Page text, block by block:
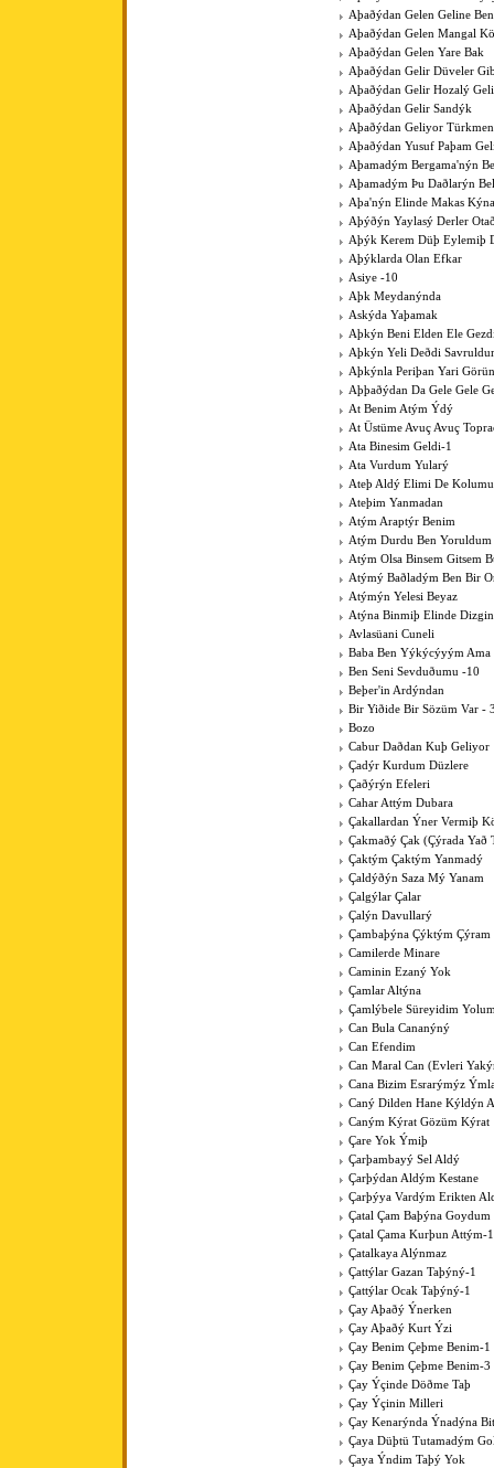
Aþaðýdan Gelen Geline
Aþaðýdan Gelen Mangal
Aþaðýdan Gelen Yare Bak
Aþaðýdan Gelir Düveler
Aþaðýdan Gelir Hozalý
Aþaðýdan Gelir Sandýk
Aþaðýdan Geliyor
Aþaðýdan Yusuf Paþam
Aþamadým Bergama'nýn
Aþamadým Þu Daðlarýn
Aþa'nýn Elinde Makas
Aþýðýn Yaylasý Derler
Aþýk Kerem Düþ Eylemiþ
Aþýklarda Olan Efkar
Asiye -10
Aþk Meydanýnda
Askýda Yaþamak
Aþkýn Beni Elden Ele
Aþkýn Yeli Deðdi
Aþkýnla Periþan Yari
Aþþaðýdan Da Gele Gele
At Benim Atým Ýdý
At Üstüme Avuç Avuç
Ata Binesim Geldi-1
Ata Vurdum Yularý
Ateþ Aldý Elimi De Kolumu
Ateþim Yanmadan
Atým Araptýr Benim
Atým Durdu Ben Yoruldum
Atým Olsa Binsem Gitsem
Atýmý Baðladým Ben Bir
Atýmýn Yelesi Beyaz
Atýna Binmiþ Elinde
Avlasüani Cuneli
Baba Ben Yýkýcýyým
Ben Seni Sevduðumu -10
Beþer'in Ardýndan
Bir Yiðide Bir Sözüm Var -
Bozo
Cabur Daðdan Kuþ Geliyor
Çadýr Kurdum Düzlere
Çaðýrýn Efeleri
Cahar Attým Dubara
Çakallardan Ýner Vermiþ
Çakmaðý Çak (Çýrada Yað
Çaktým Çaktým Yanmadý
Çaldýðýn Saza Mý Yanam
Çalgýlar Çalar
Çalýn Davullarý
Çambaþýna Çýktým Çýram
Camilerde Minare
Caminin Ezaný Yok
Çamlar Altýna
Çamlýbele Süreyidim
Can Bula Cananýný
Can Efendim
Can Maral Can (Evleri
Cana Bizim Esrarýmýz
Caný Dilden Hane Kýldýn
Caným Kýrat Gözüm Kýrat
Çare Yok Ýmiþ
Çarþambayý Sel Aldý
Çarþýdan Aldým Kestane
Çarþýya Vardým Erikten
Çatal Çam Baþýna Goydum
Çatal Çama Kurþun Attým-1
Çatalkaya Alýnmaz
Çattýlar Gazan Taþýný-1
Çattýlar Ocak Taþýný-1
Çay Aþaðý Ýnerken
Çay Aþaðý Kurt Ýzi
Çay Benim Çeþme Benim-1
Çay Benim Çeþme Benim-3
Çay Ýçinde Döðme Taþ
Çay Ýçinin Milleri
Çay Kenarýnda Ýnadýna
Çaya Düþtü Tutamadým
Çaya Ýndim Taþý Yok